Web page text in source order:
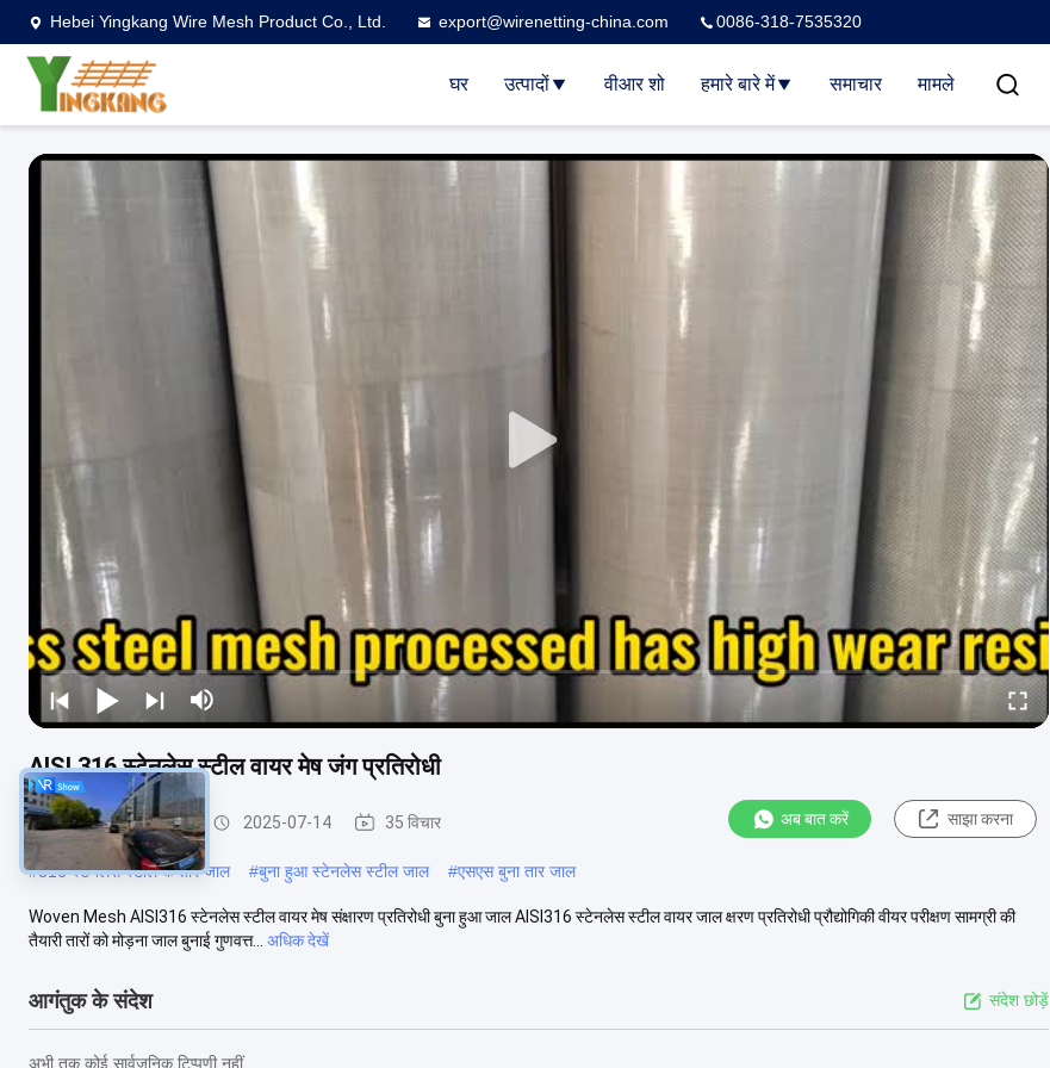
Hebei Yingkang Wire Mesh Product Co., Ltd. export@wirenetting-china.com 0086-318-7535320
घर उत्पादों वीआर शो हमारे बारे में समाचार मामले
AISI 316 स्टेनलेस स्टील वायर मेष जंग प्रतिरोधी
स्टेनलेस स्टील वायर मेष 2025-07-14 35 विचार अब बात करें साझा करना
#316 स्टेनलेस स्टील के तार जाल #बुना हुआ स्टेनलेस स्टील जाल #एसएस बुना तार जाल
Woven Mesh AISI316 स्टेनलेस स्टील वायर मेष संक्षारण प्रतिरोधी बुना हुआ जाल AISI316 स्टेनलेस स्टील वायर जाल क्षरण प्रतिरोधी प्रौद्योगिकी वीयर परीक्षण सामग्री की
तैयारी तारों को मोड़ना जाल बुनाई गुणवत्त...
अधिक देखें
आगंतुक के संदेश संदेश छोड़ें
अभी तक कोई सार्वजनिक टिप्पणी नहीं